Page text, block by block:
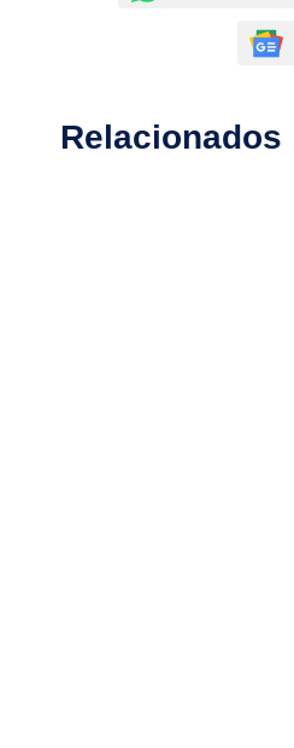
Relacionados